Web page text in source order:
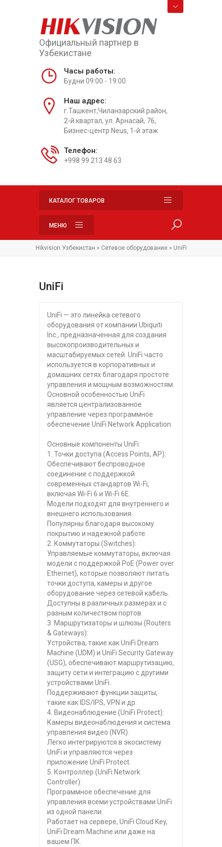
HIKVISION
Официальный партнер в
Узбекистане
Часы работы:
Будни 09:00 - 19:00
Наш адрес:
г.Ташкент,Чиланзарский район,
2-й квартал, ул. Арнасай, 76,
Бизнес-центр Neus, 1-й этаж
Телефон:
+998 99 213 48 63
КАТАЛОГ ТОВАРОВ
МЕНЮ
Hikvision Узбекистан » Сетевое оборудование» UniFi
UniFi
UniFi — это линейка сетевого
оборудования от компании Ubiquiti
Inc., предназначенная для создания
высокопроизводительных и
масштабируемых сетей. UniFi часто
используется в корпоративных и
домашних сетях благодаря простоте
управления и мощным возможностям.
Основной особенностью UniFi
является централизованное
управление через программное
обеспечение UniFi Network Application.
Основные компоненты UniFi:
1. Точки доступа (Access Points, AP):
Обеспечивают беспроводное
соединение с поддержкой
современных стандартов Wi-Fi,
включая Wi-Fi 6 и Wi-Fi 6E.
Модели подходят для внутреннего и
внешнего использования.
Популярны благодаря высокому
покрытию и надежной работе.
2. Коммутаторы (Switches):
Управляемые коммутаторы, включая
модели с поддержкой PoE (Power over
Ethernet), которые позволяют питать
точки доступа, камеры и другое
оборудование через сетевой кабель.
Доступны в различных размерах и с
разным количеством портов.
3. Маршрутизаторы и шлюзы (Routers
& Gateways):
Устройства, такие как UniFi Dream
Machine (UDM) и UniFi Security Gateway
(USG), обеспечивают маршрутизацию,
защиту сети и интеграцию с другими
устройствами UniFi.
Поддерживают функции защиты,
такие как IDS/IPS, VPN и др.
4. Видеонаблюдение (UniFi Protect):
Камеры видеонаблюдения и система
управления видео (NVR).
Легко интегрируются в экосистему
UniFi и управляются через
приложение UniFi Protect.
5. Контроллер (UniFi Network
Controller):
Программное обеспечение для
управления всеми устройствами UniFi
из одной панели.
Работает на сервере, UniFi Cloud Key,
UniFi Dream Machine или даже на
вашем ПК.